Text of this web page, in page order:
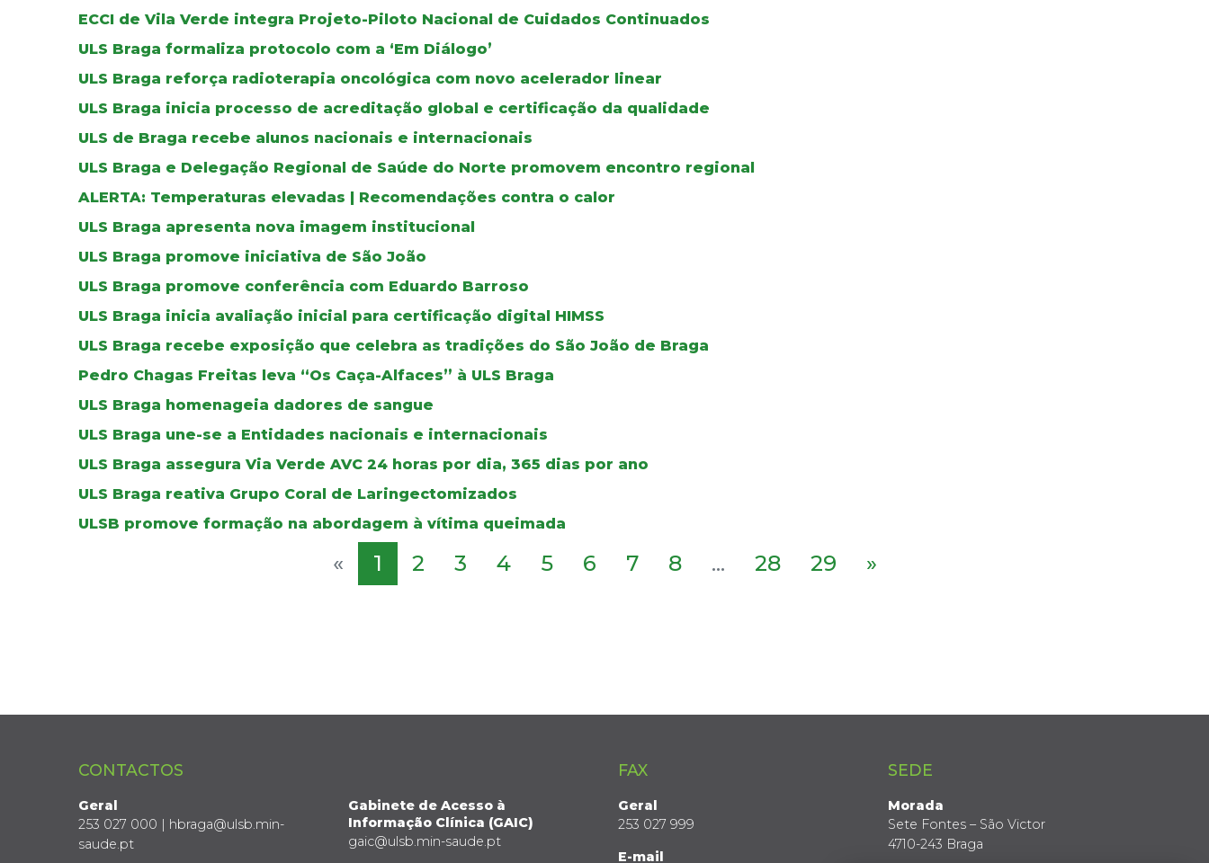
ECCI de Vila Verde integra Projeto-Piloto Nacional de Cuidados Continuados
ULS Braga formaliza protocolo com a ‘Em Diálogo’
ULS Braga reforça radioterapia oncológica com novo acelerador linear
ULS Braga inicia processo de acreditação global e certificação da qualidade
ULS de Braga recebe alunos nacionais e internacionais
ULS Braga e Delegação Regional de Saúde do Norte promovem encontro regional
ALERTA: Temperaturas elevadas | Recomendações contra o calor
ULS Braga apresenta nova imagem institucional
ULS Braga promove iniciativa de São João
ULS Braga promove conferência com Eduardo Barroso
ULS Braga inicia avaliação inicial para certificação digital HIMSS
ULS Braga recebe exposição que celebra as tradições do São João de Braga
Pedro Chagas Freitas leva “Os Caça-Alfaces” à ULS Braga
ULS Braga homenageia dadores de sangue
ULS Braga une-se a Entidades nacionais e internacionais
ULS Braga assegura Via Verde AVC 24 horas por dia, 365 dias por ano
ULS Braga reativa Grupo Coral de Laringectomizados
ULSB promove formação na abordagem à vítima queimada
« 1 2 3 4 5 6 7 8 ... 28 29 »
CONTACTOS
Geral
253 027 000 | hbraga@ulsb.min-
saude.pt
Gabinete de Acesso à
Informação Clínica (GAIC)
gaic@ulsb.min-saude.pt
FAX
Geral
253 027 999
E-mail
SEDE
Morada
Sete Fontes – São Victor
4710-243 Braga